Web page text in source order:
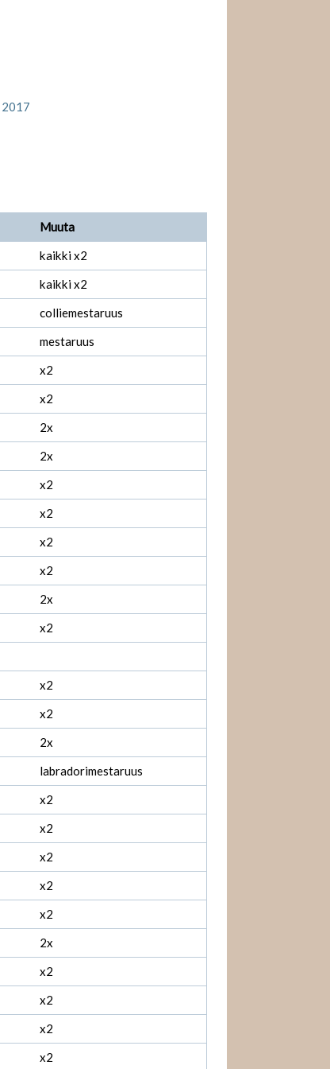
2017
Muuta
kaikki x2
kaikki x2
colliemestaruus
mestaruus
x2
x2
2x
2x
x2
x2
x2
x2
2x
x2
x2
x2
2x
labradorimestaruus
x2
x2
x2
x2
x2
2x
x2
x2
x2
x2